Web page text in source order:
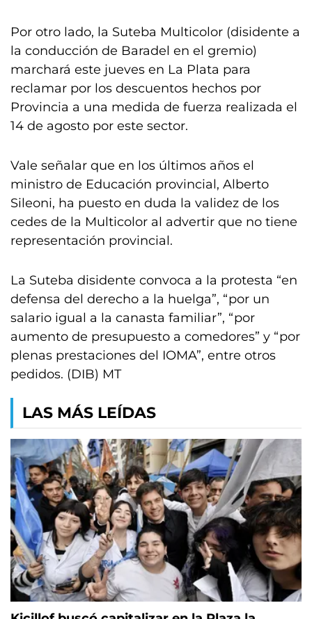
Por otro lado, la Suteba Multicolor (disidente a
la conducción de Baradel en el gremio)
marchará este jueves en La Plata para
reclamar por los descuentos hechos por
Provincia a una medida de fuerza realizada el
14 de agosto por este sector.
Vale señalar que en los últimos años el
ministro de Educación provincial, Alberto
Sileoni, ha puesto en duda la validez de los
cedes de la Multicolor al advertir que no tiene
representación provincial.
La Suteba disidente convoca a la protesta “en
defensa del derecho a la huelga”, “por un
salario igual a la canasta familiar”, “por
aumento de presupuesto a comedores” y “por
plenas prestaciones del IOMA”, entre otros
pedidos. (DIB) MT
LAS MÁS LEÍDAS